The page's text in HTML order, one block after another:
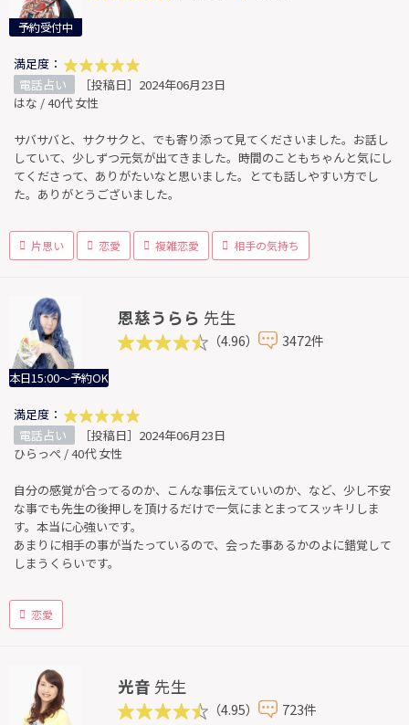
予約受付中
満足度：
電話占い
［投稿日］2024年06月23日
はな / 40代 女性
サバサバと、サクサクと、でも寄り添って見てくださいました。お話し
していて、少しずつ元気が出てきました。時間のこともちゃんと気にし
てくださって、ありがたいなと思いました。とても話しやすい方でし
た。ありがとうございました。
片思い 恋愛 複雑恋愛 相手の気持ち
本日15:00～予約OK
恩慈うらら 先生
（4.96） 3472件
満足度：
電話占い
［投稿日］2024年06月23日
ひらっぺ / 40代 女性
自分の感覚が合ってるのか、こんな事伝えていいのか、など、少し不安
な事でも先生の後押しを頂けるだけで一気にまとまってスッキリしま
す。本当に心強いです。
あまりに相手の事が当たっているので、会った事あるかのよに錯覚して
しまうくらいです。
恋愛
光音 先生
（4.95） 723件